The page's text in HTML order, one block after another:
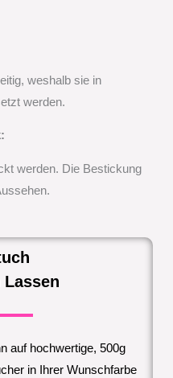
weshalb sie in
werden.
werden. Die Bestickung
Lassen
auf hochwertige, 500g
in Ihrer Wunschfarbe